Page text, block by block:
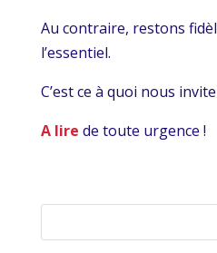
Au contraire, restons
l’essentiel.
C’est ce à quoi nous
A lire de toute urgence !